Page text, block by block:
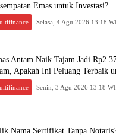
Emas untuk Investasi?
Selasa, 4 Agu 2026
Antam Naik Tajam Jadi
Apakah Ini Peluang Terbaik
Senin, 3 Agu 2026
Nama Sertifikat Tanpa